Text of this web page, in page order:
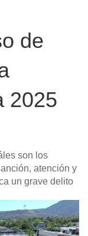
de
2025
son los
atención y
un grave delito